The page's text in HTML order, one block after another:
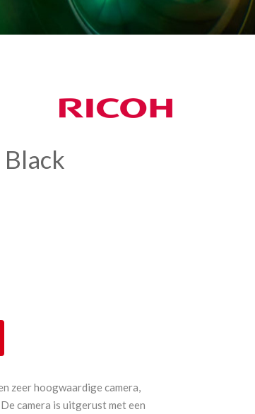
Black
zeer hoogwaardige camera,
camera is uitgerust met een